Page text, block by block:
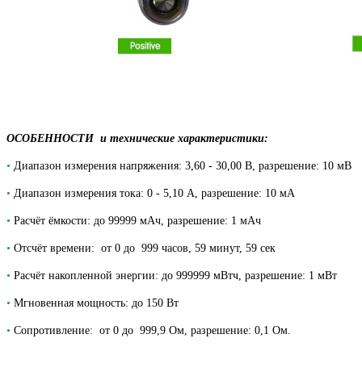
ОСОБЕННОСТИ и технические характеристики:
• Диапазон измерения напряжения: 3,60 - 30,00 В, разрешение: 10 мВ
• Диапазон измерения тока: 0 - 5,10 А, разрешение: 10 мА
• Расчёт ёмкости: до 99999 мАч, разрешение: 1 мАч
• Отсчёт времени: от 0 до 999 часов, 59 минут, 59 сек
• Расчёт накопленной энергии: до 999999 мВтч, разрешение: 1 мВт
• Мгновенная мощность: до 150 Вт
• Сопротивление: от 0 до 999,9 Ом, разрешение: 0,1 Ом.